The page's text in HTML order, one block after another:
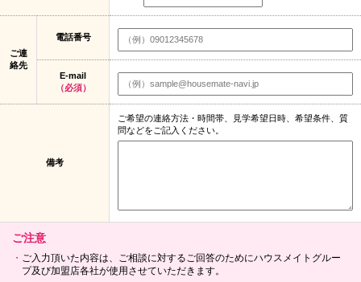
ご連
絡先
電話番号
E-mail
（必須）
備考
ご希望の連絡方法・時間帯、見学希望日時、希望条件、質
問などをご記入ください。
ご注意
ご入力頂いた内容は、ご相談に対するご回答のためにハウスメイトグルー
プ及び加盟店各社が使用させていただきます。